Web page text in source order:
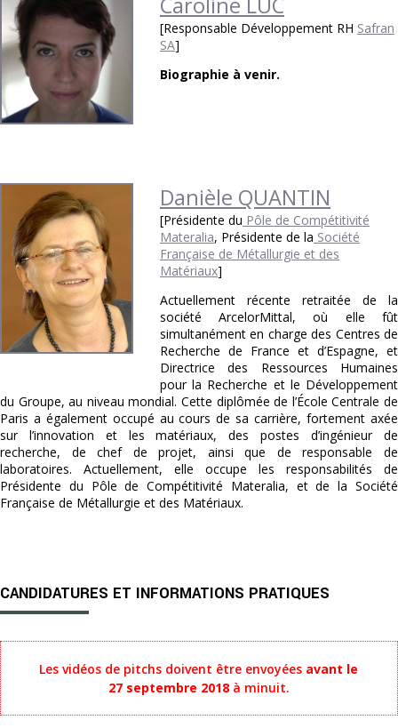
[Responsable Développement RH Safran
SA]
Biographie à venir.
Danièle QUANTIN
[Présidente du Pôle de Compétitivité
Materalia, Présidente de la Société
Française de Métallurgie et des
Matériaux]
Actuellement récente retraitée de la
société ArcelorMittal, où elle fût
simultanément en charge des Centres de
Recherche de France et d’Espagne, et
Directrice des Ressources Humaines
pour la Recherche et le Développement
du Groupe, au niveau mondial. Cette diplômée de l’École Centrale de
Paris a également occupé au cours de sa carrière, fortement axée
sur l’innovation et les matériaux, des postes d’ingénieur de
recherche, de chef de projet, ainsi que de responsable de
laboratoires. Actuellement, elle occupe les responsabilités de
Présidente du Pôle de Compétitivité Materalia, et de la Société
Française de Métallurgie et des Matériaux.
CANDIDATURES ET INFORMATIONS PRATIQUES
Les vidéos de pitchs doivent être envoyées avant le
27 septembre 2018 à minuit.